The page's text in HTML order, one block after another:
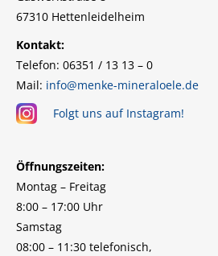
67310 Hettenleidelheim
Kontakt:
Telefon: 06351 / 13 13 – 0
Mail: info@menke-mineraloele.de
Folgt uns auf Instagram!
Öffnungszeiten:
Montag – Freitag
8:00 – 17:00 Uhr
Samstag
08:00 – 11:30 telefonisch,